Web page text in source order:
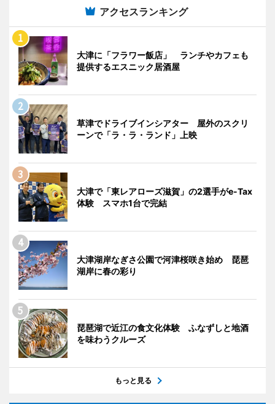
アクセスランキング
大津に「フラワー飯店」 ランチやカフェも
提供するエスニック居酒屋
草津でドライブインシアター 屋外のスクリ
ーンで「ラ・ラ・ランド」上映
大津で「東レアローズ滋賀」の2選手がe-Tax
体験 スマホ1台で完結
大津湖岸なぎさ公園で河津桜咲き始め 琵琶
湖岸に春の彩り
琵琶湖で近江の食文化体験 ふなずしと地酒
を味わうクルーズ
もっと見る